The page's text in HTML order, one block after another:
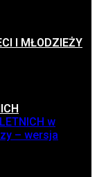
I MŁODZIEŻY
w
– wersja